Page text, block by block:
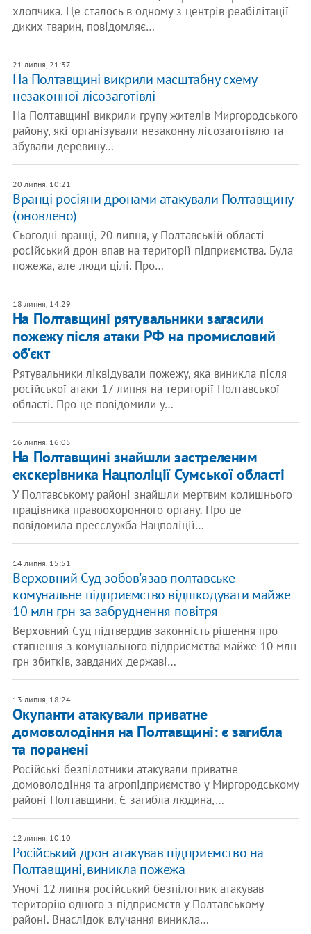
хлопчика. Це сталось в одному з центрів реабілітації
диких тварин, повідомляє…
21 липня, 21:37
На Полтавщині викрили масштабну схему
незаконної лісозаготівлі
На Полтавщині викрили групу жителів Миргородського
району, які організували незаконну лісозаготівлю та
збували деревину…
20 липня, 10:21
Вранці росіяни дронами атакували Полтавщину
(оновлено)
Сьогодні вранці, 20 липня, у Полтавській області
російський дрон впав на території підприємства. Була
пожежа, але люди цілі. Про…
18 липня, 14:29
На Полтавщині рятувальники загасили
пожежу після атаки РФ на промисловий
об'єкт
Рятувальники ліквідували пожежу, яка виникла після
російської атаки 17 липня на території Полтавської
області. Про це повідомили у…
16 липня, 16:05
На Полтавщині знайшли застреленим
екскерівника Нацполіції Сумської області
У Полтавському районі знайшли мертвим колишнього
працівника правоохоронного органу. Про це
повідомила пресслужба Нацполіції…
14 липня, 15:51
Верховний Суд зобов'язав полтавське
комунальне підприємство відшкодувати майже
10 млн грн за забруднення повітря
Верховний Суд підтвердив законність рішення про
стягнення з комунального підприємства майже 10 млн
грн збитків, завданих державі…
13 липня, 18:24
Окупанти атакували приватне
домоволодіння на Полтавщині: є загибла
та поранені
Російські безпілотники атакували приватне
домоволодіння та агропідприємство у Миргородському
районі Полтавщини. Є загибла людина,…
12 липня, 10:10
Російський дрон атакував підприємство на
Полтавщині, виникла пожежа
Уночі 12 липня російський безпілотник атакував
територію одного з підприємств у Полтавському
районі. Внаслідок влучання виникла…